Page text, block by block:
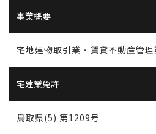
事業概要
宅地建物取引業・賃貸不動産管
宅建業免許
鳥取県(5) 第1209号